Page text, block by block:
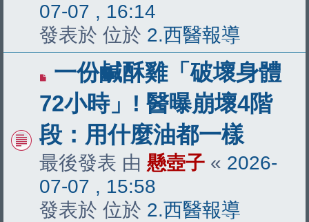
07-07 , 16:14
發表於 位於 2.西醫報導
有
新
文
章
一份鹹酥雞「破壞身體
72小時」! 醫曝崩壞4階
段：用什麼油都一樣
最後發表 由 懸壺子 « 2026-
07-07 , 15:58
發表於 位於 2.西醫報導